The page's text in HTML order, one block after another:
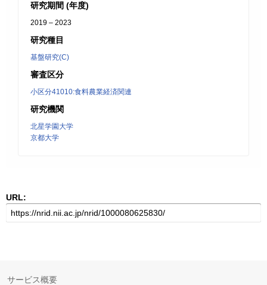
研究期間 (年度)
2019 – 2023
研究種目
基盤研究(C)
審査区分
小区分41010:食料農業経済関連
研究機関
北星学園大学
京都大学
URL:
サービス概要